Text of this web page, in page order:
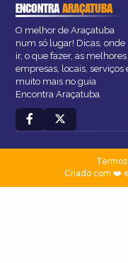
ENCONTRAARAÇATUBA
O melhor de Araçatuba
num só lugar! Dicas, onde
ir, o que fazer, as melhores
empresas, locais, serviços
muito mais no guia
Encontra Araçatuba.
Termos|
Criado com ❤️